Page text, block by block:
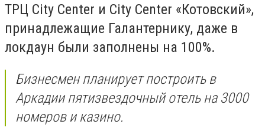
ТРЦ City Center и City Center «Котовский»,
принадлежащие Галантернику, даже в
локдаун были заполнены на 100%.
Бизнесмен планирует построить в
Аркадии пятизвездочный отель на 3000
номеров и казино.